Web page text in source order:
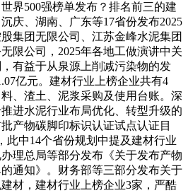
界500强榜单发布？排名前三的建
庆、湖南、广东等17省份发布2025
集团无限公司、江苏金峰水泥集团
限公司，2025年各地工做演讲中关
有益于从泉源上削减污染物的发
亿元。建材行业上榜企业共有4
、渣土、泥浆采购及使用台账。深
进水泥行业布局优化、转型升级的
产物碳脚印标识认证试点认证目
此中14个省份规划中提及建材行业
理总局等部分发布《关于发布产物
通知》。财务部等三部分发布关于
材，建材行业上榜企业3家，严酷